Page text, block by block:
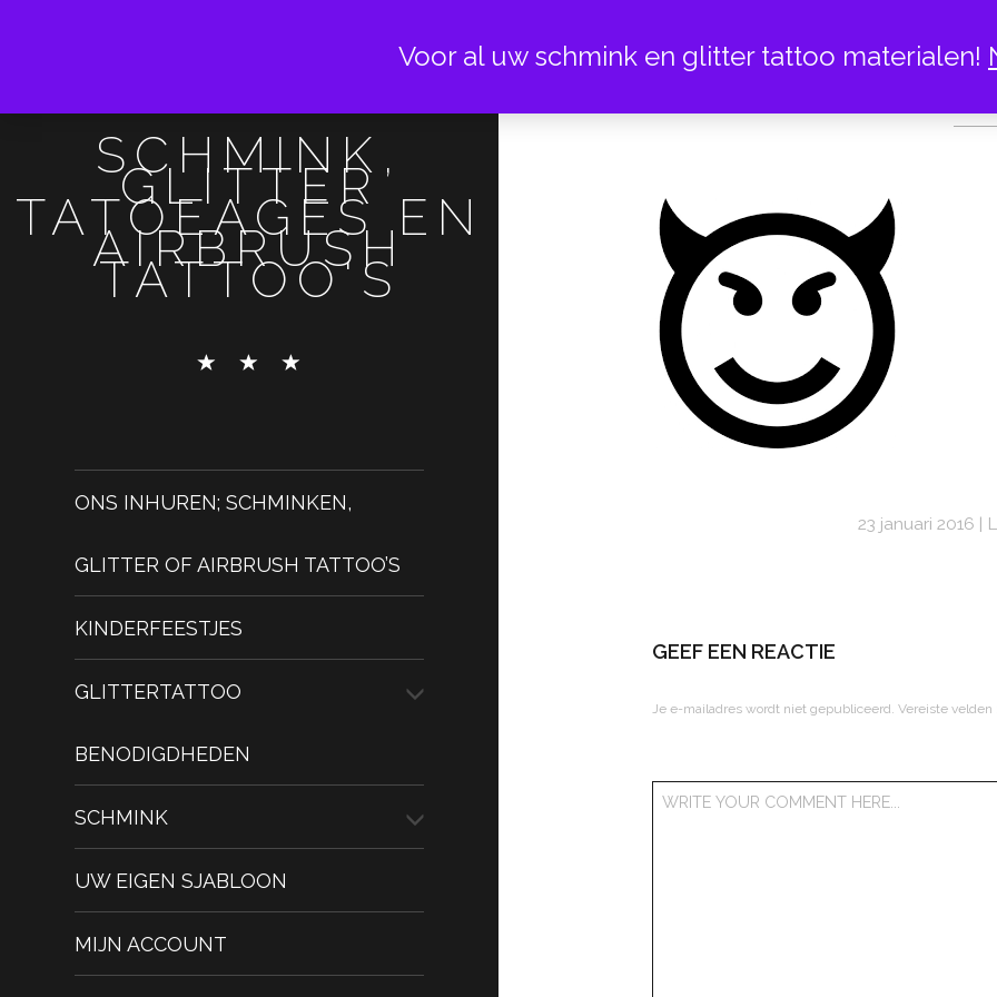
SCHMINK,
GLITTER
TATOEAGES EN
AIRBRUSH
TATTOO'S
ONS INHUREN; SCHMINKEN,
GLITTER OF AIRBRUSH TATTOO’S
KINDERFEESTJES
GLITTERTATTOO
BENODIGDHEDEN
SCHMINK
UW EIGEN SJABLOON
MIJN ACCOUNT
EMOJI
23 januari 2016
GEEF EEN REACTIE
Je e-mailadres wordt niet gepubliceerd. Vereiste
Voor al uw schmink en glitter tattoo materialen!